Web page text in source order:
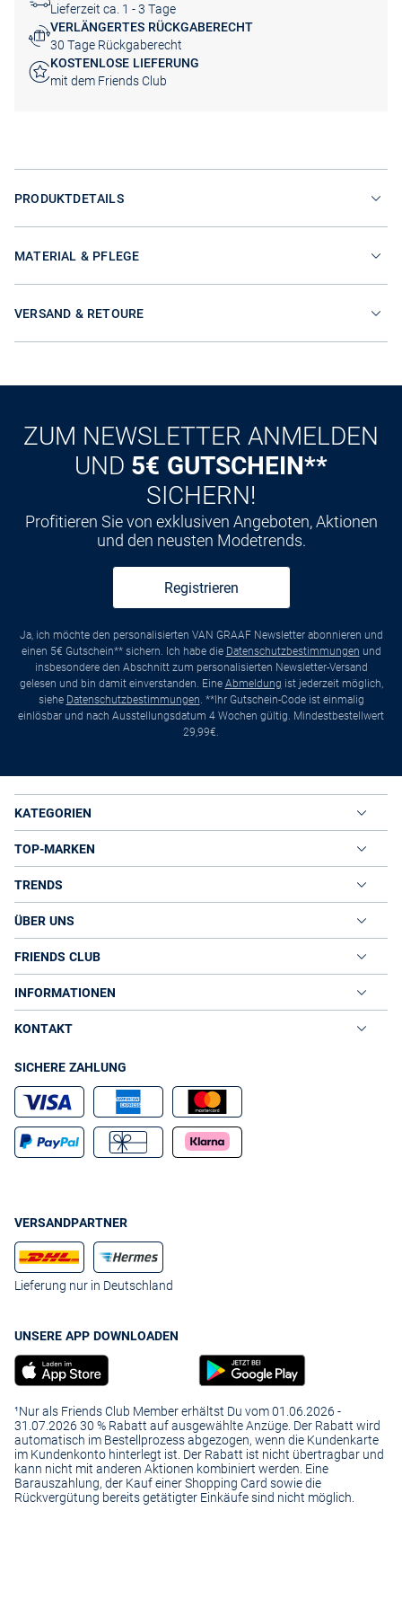
Lieferzeit ca. 1 - 3 Tage
VERLÄNGERTES RÜCKGABERECHT
30 Tage Rückgaberecht
KOSTENLOSE LIEFERUNG
mit dem Friends Club
PRODUKTDETAILS
MATERIAL & PFLEGE
VERSAND & RETOURE
ZUM NEWSLETTER ANMELDEN
UND 5€ GUTSCHEIN**
SICHERN!
Profitieren Sie von exklusiven Angeboten, Aktionen
und den neusten Modetrends.
Registrieren
Ja, ich möchte den personalisierten VAN GRAAF Newsletter abonnieren und
einen 5€ Gutschein** sichern. Ich habe die Datenschutzbestimmungen und
insbesondere den Abschnitt zum personalisierten Newsletter-Versand
gelesen und bin damit einverstanden. Eine Abmeldung ist jederzeit möglich,
siehe Datenschutzbestimmungen. **Ihr Gutschein-Code ist einmalig
einlösbar und nach Ausstellungsdatum 4 Wochen gültig. Mindestbestellwert
29,99€.
KATEGORIEN
TOP-MARKEN
TRENDS
ÜBER UNS
FRIENDS CLUB
INFORMATIONEN
KONTAKT
SICHERE ZAHLUNG
VERSANDPARTNER
Lieferung nur in Deutschland
UNSERE APP DOWNLOADEN
¹Nur als Friends Club Member erhältst Du vom 01.06.2026 -
31.07.2026 30 % Rabatt auf ausgewählte Anzüge. Der Rabatt wird
automatisch im Bestellprozess abgezogen, wenn die Kundenkarte
im Kundenkonto hinterlegt ist. Der Rabatt ist nicht übertragbar und
kann nicht mit anderen Aktionen kombiniert werden. Eine
Barauszahlung, der Kauf einer Shopping Card sowie die
Rückvergütung bereits getätigter Einkäufe sind nicht möglich.